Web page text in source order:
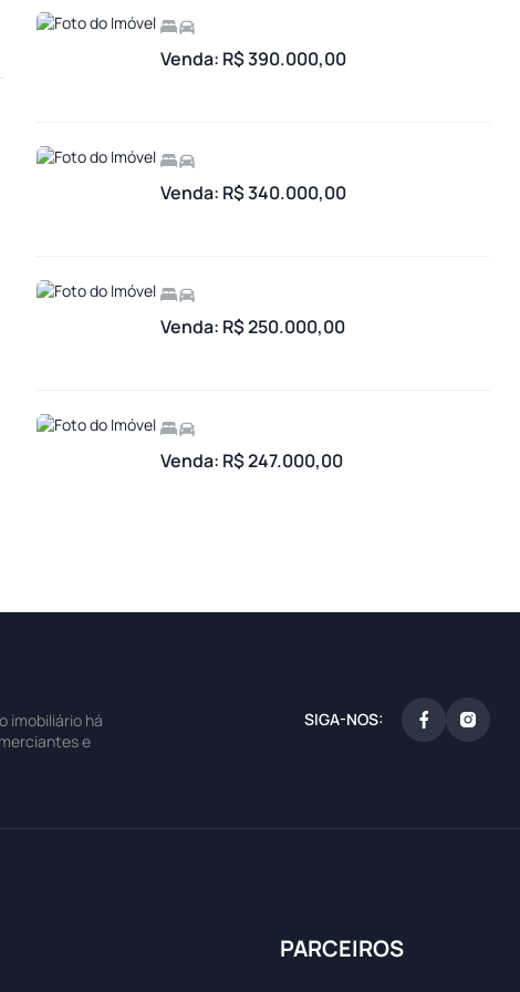
Venda: R$ 390.000,00
Venda: R$ 340.000,00
Venda: R$ 250.000,00
Venda: R$ 247.000,00
imobiliário há
e
SIGA-NOS:
PARCEIROS